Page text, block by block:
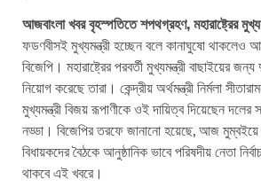
আজবাংলা খবর বৃহস্পতিতে শপথগ্রহণ, মহারাষ্ট্রের
ফডণবীসই মুখ্যমন্ত্রী হচ্ছেন বলে কানাঘুষো থাকলেও
বিজেপি। মহারাষ্ট্রের পরবর্তী মুখ্যমন্ত্রী বাছাইয়ের
নিয়োগ করেছে তারা। কেন্দ্রীয় অর্থমন্ত্রী নির্মলা
মুখ্যমন্ত্রী বিজয় রূপাণীকে ওই দায়িত্ব দিয়েছেন দলের
নড্ডা। বিজেপির তরফে জানানো হয়েছে, আজ মুম্বইয়ে
বিধায়কদের বৈঠকে আনুষ্ঠানিক ভাবে পরিষদীয় নেতা
থাকবে এই খবরে।